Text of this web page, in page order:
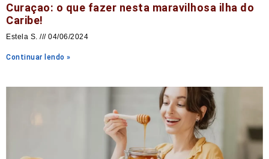
Curaçao: o que fazer nesta maravilhosa ilha do
Caribe!
Estela S. 04/06/2024
Continuar lendo »